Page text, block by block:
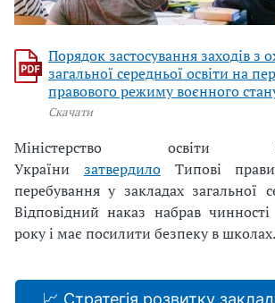
Порядок застосування заходів з
загальної середньої освіти на
правового режиму воєнного
Cкачати
Міністерство
України затвердилоТипові
перебування у закладах загальної
Відповідний наказ набрав
року і має посилити безпеку в школах.
📈 Стратегія розвитку